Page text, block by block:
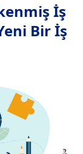
İş
Bir İş